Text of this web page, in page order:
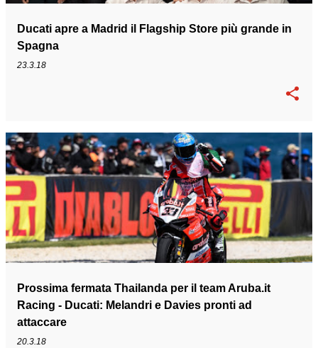
Ducati apre a Madrid il Flagship Store più grande in
Spagna
23.3.18
Prossima fermata Thailanda per il team Aruba.it
Racing - Ducati: Melandri e Davies pronti ad
attaccare
20.3.18